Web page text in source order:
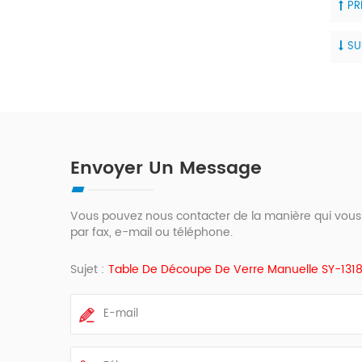
Envoyer Un Message
Vous pouvez nous contacter de la manière qui
par fax, e-mail ou téléphone.
Sujet : Table De Découpe De Verre Manuelle SY-1318